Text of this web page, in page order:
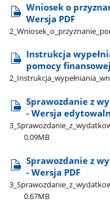
Wniosek o
Wersja PDF
Instrukcja
pomocy
Sprawozdanie z
- Wersja
0.09MB
Sprawozdanie z
- Wersja PDF
0.67MB